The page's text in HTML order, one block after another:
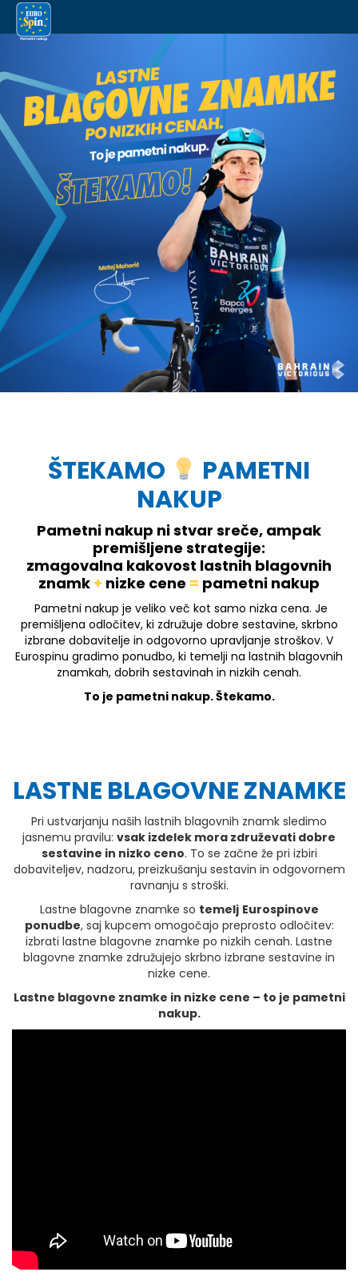
ŠTEKAMO
PAMETNI
NAKUP
Pametni nakup ni stvar sreče, ampak
premišljene strategije:
zmagovalna kakovost lastnih blagovnih
znamk + nizke cene = pametni nakup
Pametni nakup je veliko več kot samo nizka cena. Je
premišljena odločitev, ki združuje dobre sestavine, skrbno
izbrane dobavitelje in odgovorno upravljanje stroškov. V
Eurospinu gradimo ponudbo, ki temelji na lastnih blagovnih
znamkah, dobrih sestavinah in nizkih cenah.
To je pametni nakup. Štekamo.
LASTNE BLAGOVNE ZNAMKE
Pri ustvarjanju naših lastnih blagovnih znamk sledimo
jasnemu pravilu: vsak izdelek mora združevati dobre
sestavine in nizko ceno. To se začne že pri izbiri
dobaviteljev, nadzoru, preizkušanju sestavin in odgovornem
ravnanju s stroški.
Lastne blagovne znamke so temelj Eurospinove
ponudbe, saj kupcem omogočajo preprosto odločitev:
izbrati lastne blagovne znamke po nizkih cenah. Lastne
blagovne znamke združujejo skrbno izbrane sestavine in
nizke cene.
Lastne blagovne znamke in nizke cene – to je pametni
nakup.